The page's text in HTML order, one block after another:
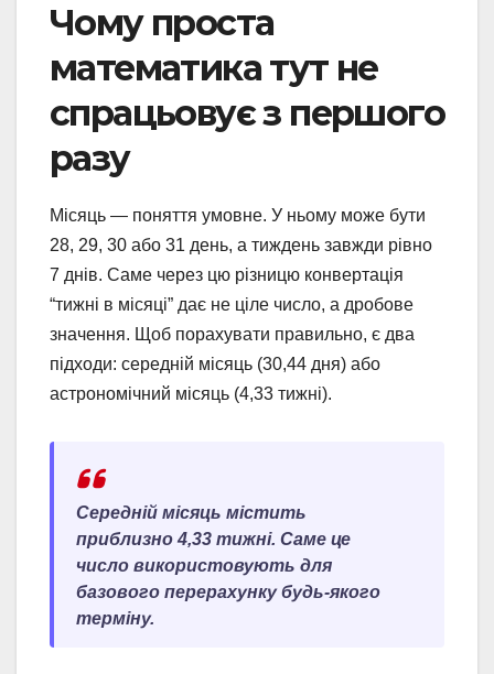
Чому проста
математика тут не
спрацьовує з першого
разу
Місяць — поняття умовне. У ньому може бути
28, 29, 30 або 31 день, а тиждень завжди рівно
7 днів. Саме через цю різницю конвертація
“тижні в місяці” дає не ціле число, а дробове
значення. Щоб порахувати правильно, є два
підходи: середній місяць (30,44 дня) або
астрономічний місяць (4,33 тижні).
Середній місяць містить
приблизно 4,33 тижні. Саме це
число використовують для
базового перерахунку будь-якого
терміну.